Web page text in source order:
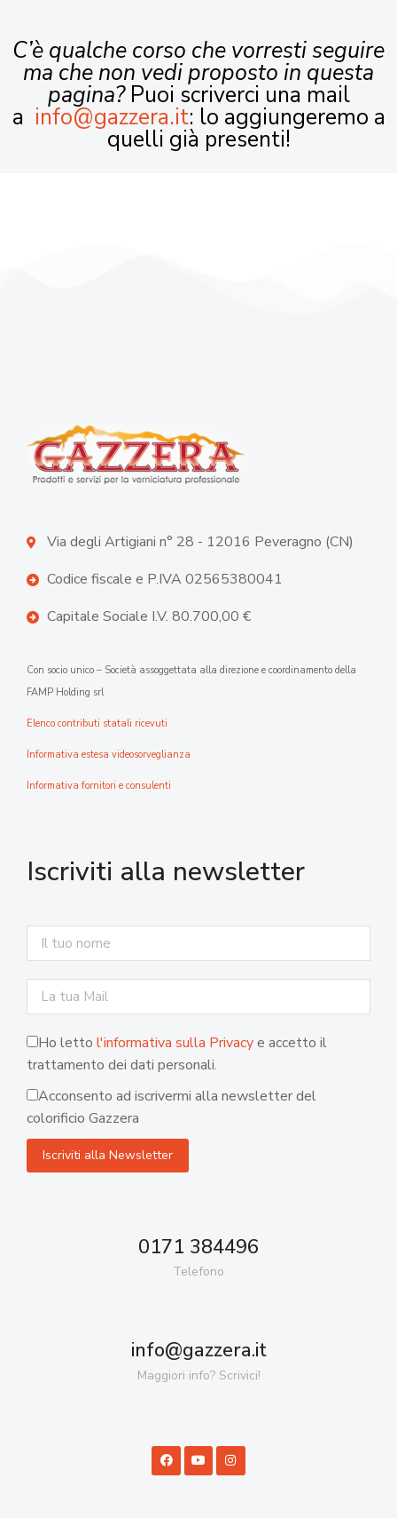
C’è qualche corso che vorresti seguire
ma che non vedi proposto in questa
pagina?Puoi scriverci una mail
a info@gazzera.it: lo aggiungeremo a
quelli già presenti!
Via degli Artigiani n° 28 - 12016 Peveragno (CN)
Codice fiscale e P.IVA 02565380041
Capitale Sociale I.V. 80.700,00 €
Con socio unico – Società assoggettata alla direzione e coordinamento della
FAMP Holding srl
Elenco contributi statali ricevuti
Informativa estesa videosorveglianza
Informativa fornitori e consulenti
Iscriviti alla newsletter
Ho letto l'informativa sulla Privacye accetto il
trattamento dei dati personali.
Acconsento ad iscrivermi alla newsletter del
colorificio Gazzera
0171 384496
Telefono
info@gazzera.it
Maggiori info? Scrivici!